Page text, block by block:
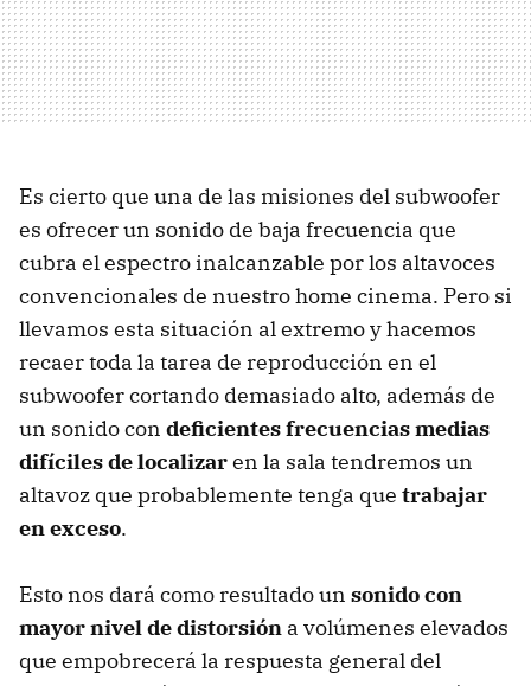
Es cierto que una de las misiones del subwoofer
es ofrecer un sonido de baja frecuencia que
cubra el espectro inalcanzable por los altavoces
convencionales de nuestro home cinema. Pero si
llevamos esta situación al extremo y hacemos
recaer toda la tarea de reproducción en el
subwoofer cortando demasiado alto, además de
un sonido con deficientes frecuencias medias
difíciles de localizaren la sala tendremos un
altavoz que probablemente tenga que trabajar
en exceso.
Esto nos dará como resultado un sonido con
mayor nivel de distorsión a volúmenes elevados
que empobrecerá la respuesta general del